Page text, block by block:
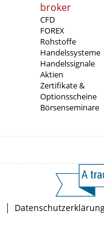
broker
CFD
FOREX
Rohstoffe
Handelssysteme
Handelssignale
Aktien
Zertifikate &
Optionsscheine
Börsenseminare
|